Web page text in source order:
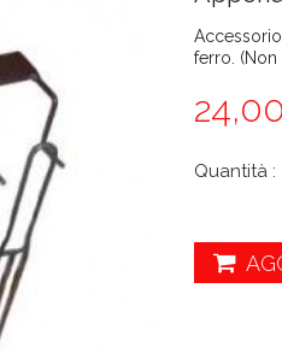
ferro.
Quantità :